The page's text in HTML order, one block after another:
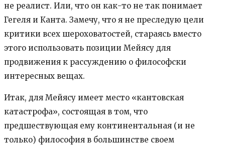
не реалист. Или, что он как-то не так понимает
Гегеля и Канта. Замечу, что я не преследую цели
критики всех шероховатостей, стараясь вместо
этого использовать позиции Мейясу для
продвижения к рассуждению о философски
интересных вещах.
Итак, для Мейясу имеет место «кантовская
катастрофа», состоящая в том, что
предшествующая ему континентальная (и не
только) философия в большинстве своем